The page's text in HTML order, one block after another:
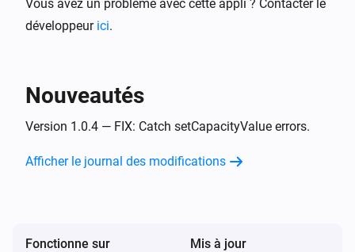
Vous avez un problème avec cette appli ? Contacter le
développeur ici.
Nouveautés
Version 1.0.4 — FIX: Catch setCapacityValue errors.
Afficher le journal des modifications
Fonctionne sur Mis à jour